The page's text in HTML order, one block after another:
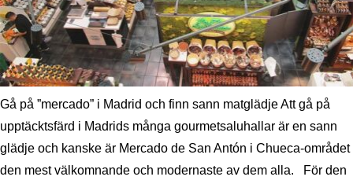
Gå på ”mercado” i Madrid och finn sann matglädje Att gå på
upptäcktsfärd i Madrids många gourmetsaluhallar är en sann
glädje och kanske är Mercado de San Antón i Chueca-området
den mest välkomnande och modernaste av dem alla. För den